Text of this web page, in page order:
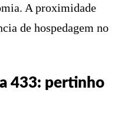
A proximidade
de hospedagem no
433: pertinho